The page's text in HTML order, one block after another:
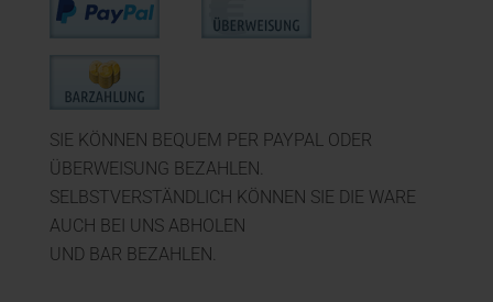
SIE KÖNNEN BEQUEM PER PAYPAL ODER
ÜBERWEISUNG BEZAHLEN.
SELBSTVERSTÄNDLICH KÖNNEN SIE DIE WARE
AUCH BEI UNS ABHOLEN
UND BAR BEZAHLEN.